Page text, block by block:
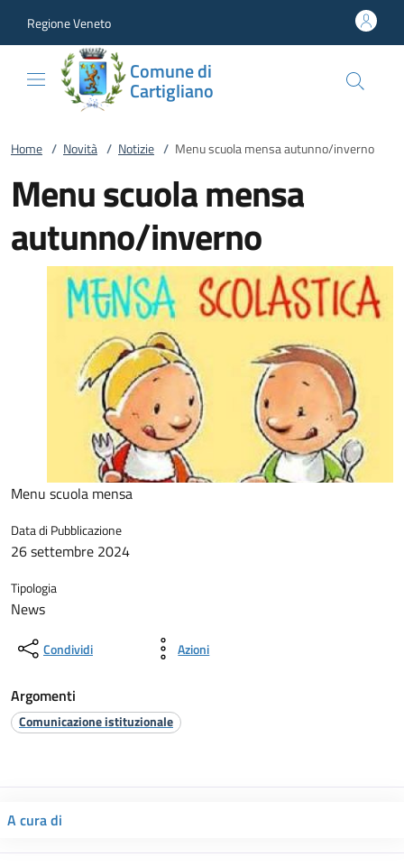
Regione Veneto
Comune di
Cartigliano
Home / Novità / Notizie / Menu scuola mensa autunno/inverno
Menu scuola mensa
autunno/inverno
Menu scuola mensa
Data di Pubblicazione
26 settembre 2024
Tipologia
News
Condividi Azioni
Argomenti
Comunicazione istituzionale
A cura di